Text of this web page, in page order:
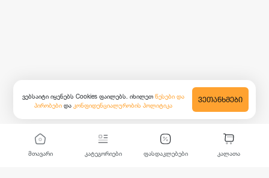
მთავარი კატეგორიები ფასდაკლებები კალათა
ვებსაიტი იყენებს Cookies ფაილებს. იხილეთ წესები და
პირობები და კონფიდენციალურობის პოლიტიკა
ᲕᲔᲗᲐᲜᲮᲛᲔᲑᲘ